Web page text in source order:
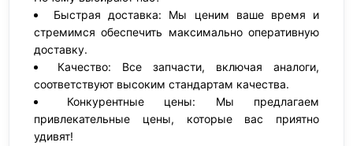
Быстрая доставка: Мы ценим ваше время и
стремимся обеспечить максимально оперативную
доставку.
Качество: Все запчасти, включая аналоги,
соответствуют высоким стандартам качества.
Конкурентные цены: Мы предлагаем
привлекательные цены, которые вас приятно
удивят!